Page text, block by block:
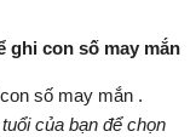
ghi con số may mắn
số may mắn .
của bạn để chọn